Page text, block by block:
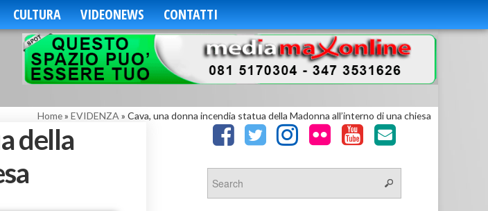
CULTURA VIDEONEWS CONTATTI
Home» EVIDENZA » Cava, una donna incendia statua della Madonna all’interno di una chiesa
della